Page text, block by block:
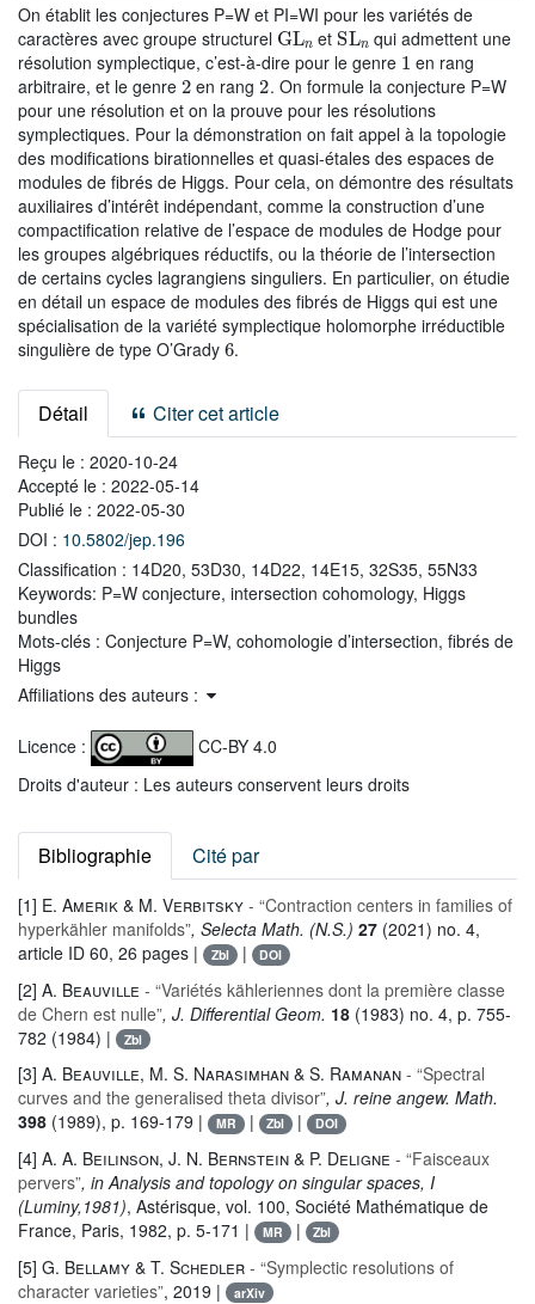
On établit les conjectures P=W et PI=WI pour les variétés de
caractères avec groupe structurel GLn et SL nqui admettent une
résolution symplectique, c’est-à-dire pour le genre 1en rang
arbitraire, et le genre 2en rang 2. On formule la conjecture P=W
pour une résolution et on la prouve pour les résolutions
symplectiques. Pour la démonstration on fait appel à la topologie
des modifications birationnelles et quasi-étales des espaces de
modules de fibrés de Higgs. Pour cela, on démontre des résultats
auxiliaires d’intérêt indépendant, comme la construction d’une
compactification relative de l’espace de modules de Hodge pour
les groupes algébriques réductifs, ou la théorie de l’intersection
de certains cycles lagrangiens singuliers. En particulier, on étudie
en détail un espace de modules des fibrés de Higgs qui est une
spécialisation de la variété symplectique holomorphe irréductible
singulière de type O’Grady 6.
Détail Citer cet article
Reçu le : 2020-10-24
Accepté le : 2022-05-14
Publié le : 2022-05-30
DOI : 10.5802/jep.196
Classification : 14D20, 53D30, 14D22, 14E15, 32S35, 55N33
Keywords: P=W conjecture, intersection cohomology, Higgs
bundles
Mots-clés : Conjecture P=W, cohomologie d’intersection, fibrés de
Higgs
Affiliations des auteurs :
Licence :
CC-BY 4.0
Droits d'auteur : Les auteurs conservent leurs droits
Bibliographie Cité par
[1] E. Amerik & M. Verbitsky - “Contraction centers in families of
hyperkähler manifolds”, Selecta Math. (N.S.) 27 (2021) no. 4,
article ID 60, 26 pages |
Zbl | DOI
[2] A. Beauville - “Variétés kähleriennes dont la première classe
de Chern est nulle”, J. Differential Geom. 18 (1983) no. 4, p. 755-
782 (1984) |
Zbl
[3] A. Beauville, M. S. Narasimhan & S. Ramanan - “Spectral
curves and the generalised theta divisor”, J. reine angew. Math.
398 (1989), p. 169-179 | MR | Zbl | DOI
[4] A. A. Beilinson, J. N. Bernstein & P. Deligne - “Faisceaux
pervers”, in Analysis and topology on singular spaces, I
(Luminy,1981), Astérisque, vol. 100, Société Mathématique de
France, Paris, 1982, p. 5-171 |
MR | Zbl
[5] G. Bellamy & T. Schedler - “Symplectic resolutions of
character varieties”, 2019 | arXiv